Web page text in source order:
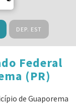
DEP. EST
Federal
(PR)
de Guaporema